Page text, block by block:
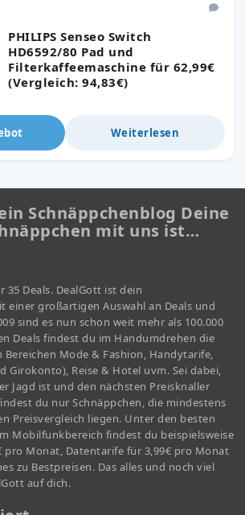
PHILIPS Senseo Switch
HD6592/80 Pad und
Filterkaffeemaschine für 62,99€
(Vergleich: 94,83€)
Weiterlesen
Schnäppchenblog Deine
mit uns ist…
35 Deals. DealGott ist dein
einer großartigen Auswahl an Deals und
sind es nun schon weit mehr als 100.000
Deals findest du im Handumdrehen die
Bereichen Mode & Fashion, Handytarife,
Girokonto), Reise & Hotel uvm. Sei dabei,
Jagd ist und den nächsten Preisknaller
du nur Schnäppchen, die mindestens
Preisvergleich liegen. Unter den besten
Mobilfunkbereich findest du beispielsweise
pro Monat, Datentarife für 3,99€ pro Monat
zu Bestpreisen. Das alles und noch viel
auf dich.